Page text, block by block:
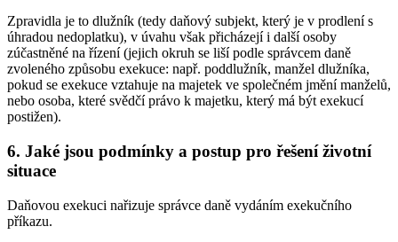
Zpravidla je to dlužník (tedy daňový subjekt, který je v prodlení s
úhradou nedoplatku), v úvahu však přicházejí i další osoby
zúčastněné na řízení (jejich okruh se liší podle správcem daně
zvoleného způsobu exekuce: např. poddlužník, manžel dlužníka,
pokud se exekuce vztahuje na majetek ve společném jmění manželů,
nebo osoba, které svědčí právo k majetku, který má být exekucí
postižen).
6. Jaké jsou podmínky a postup pro řešení životní
situace
Daňovou exekuci nařizuje správce daně vydáním exekučního
příkazu.